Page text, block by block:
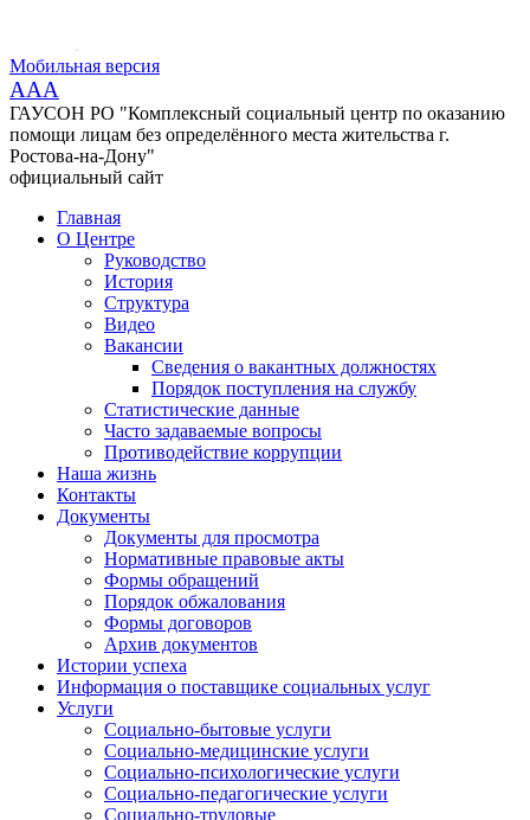
Мобильная версия
AAA
ГАУСОН РО "Комплексный социальный центр по оказанию
помощи лицам без определённого места жительства г.
Ростова-на-Дону"
официальный сайт
Главная
О Центре
Руководство
История
Структура
Видео
Вакансии
Сведения о вакантных должностях
Порядок поступления на службу
Статистические данные
Часто задаваемые вопросы
Противодействие коррупции
Наша жизнь
Контакты
Документы
Документы для просмотра
Нормативные правовые акты
Формы обращений
Порядок обжалования
Формы договоров
Архив документов
Истории успеха
Информация о поставщике социальных услуг
Услуги
Социально-бытовые услуги
Социально-медицинские услуги
Социально-психологические услуги
Социально-педагогические услуги
Социально-трудовые